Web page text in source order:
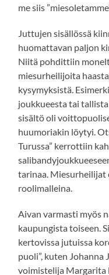
me siis
Juttujen sisällössä
huomattavan paljon
Niitä pohdittiin
miesurheilijoita
kysymyksistä.
joukkueesta tai
sisältö oli
huumoriakin löytyi.
Turussa” kerrottiin
tarinaa.
roolimalleina.
Aivan varmasti myös
kaupungista toiseen.
kertovissa jutuissa
puoli”, kuten Johanna
voimistelija